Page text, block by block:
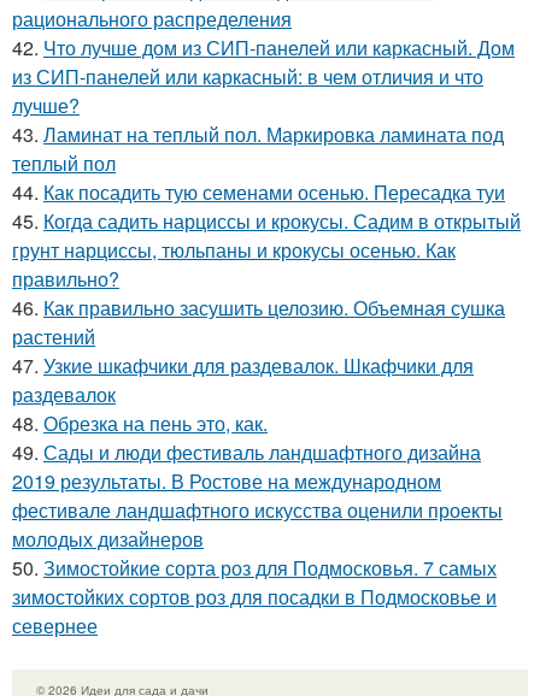
рационального распределения
42. Что лучше дом из СИП-панелей или каркасный. Дом
из СИП-панелей или каркасный: в чем отличия и что
лучше?
43. Ламинат на теплый пол. Маркировка ламината под
теплый пол
44. Как посадить тую семенами осенью. Пересадка туи
45. Когда садить нарциссы и крокусы. Садим в открытый
грунт нарциссы, тюльпаны и крокусы осенью. Как
правильно?
46. Как правильно засушить целозию. Объемная сушка
растений
47. Узкие шкафчики для раздевалок. Шкафчики для
раздевалок
48. Обрезка на пень это, как.
49. Сады и люди фестиваль ландшафтного дизайна
2019 результаты. В Ростове на международном
фестивале ландшафтного искусства оценили проекты
молодых дизайнеров
50. Зимостойкие сорта роз для Подмосковья. 7 самых
зимостойких сортов роз для посадки в Подмосковье и
севернее
© 2026 Идеи для сада и дачи